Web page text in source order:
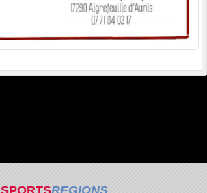
SPORTSREGIONS